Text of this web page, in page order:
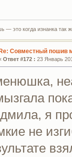
— это когда изнанка
Совместный пошив
Ответ #172 : 23 Январь
я
не